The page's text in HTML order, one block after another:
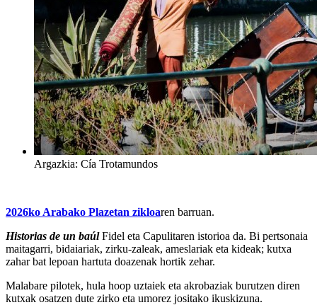
Argazkia: Cía Trotamundos
2026ko Arabako Plazetan zikloaren barruan.
Historias de un baúlFidel eta Capulitaren istorioa da. Bi pertsonaia
maitagarri, bidaiariak, zirku-zaleak, ameslariak eta kideak; kutxa
zahar bat lepoan hartuta doazenak hortik zehar.
Malabare pilotek, hula hoop uztaiek eta akrobaziak burutzen diren
kutxak osatzen dute zirko eta umorez jositako ikuskizuna.